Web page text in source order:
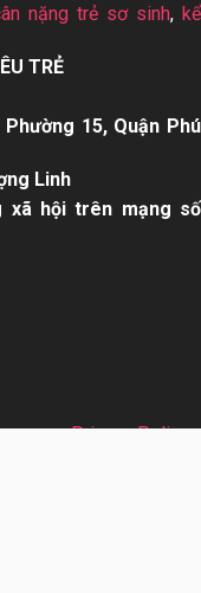
nặng trẻ sơ sinh,kể
TRẺ
15, Quận Phú
Linh
xã hội trên mạng số
Privacy Policy